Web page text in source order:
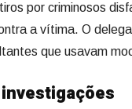
por criminosos
a vítima. O
que usavam